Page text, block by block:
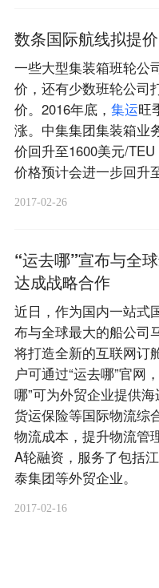
数条国际航线拟提
一些大型集装箱班轮公
价，还有少数班轮公司
价。2016年底， 集运旺
涨。中集集团集装箱业
价回升至1600美元/
价格预计会进一步回升
2017-02-26
“运去哪”宣布与全
达成战略合作
近日，作为国内一站式
布与全球最大的船公司
将打造全新的互联网
户可通过“运去哪”官网
哪”可为外贸企业提供
货运保险等国际物流综
物流成本，提升物流管
A轮融资，服务了包括
泰集团等外贸企业。
2017-02-16